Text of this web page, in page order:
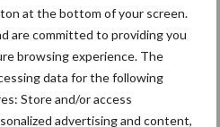
at the bottom of your screen.
are committed to providing you
browsing experience. The
data for the following
Store and/or access
advertising and content,
UVC